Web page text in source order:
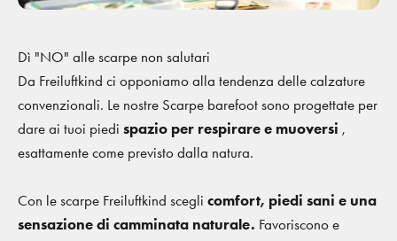
Dì "NO" alle scarpe non salutari
Da Freiluftkind ci opponiamo alla tendenza delle calzature
convenzionali. Le nostre Scarpe barefoot sono progettate per
dare ai tuoi piedi spazio per respirare e muoversi ,
esattamente come previsto dalla natura.
Con le scarpe Freiluftkind scegli comfort, piedi sani e una
sensazione di camminata naturale. Favoriscono e